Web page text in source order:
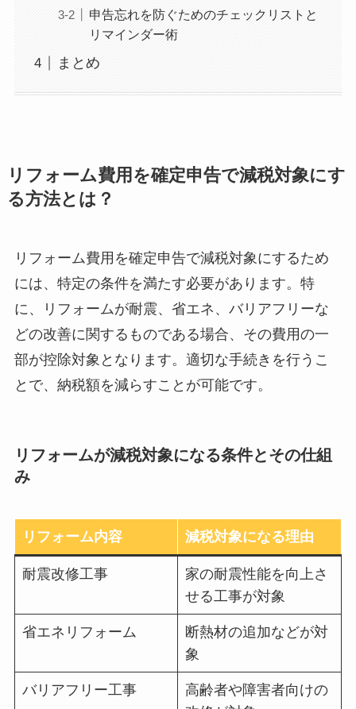
申告忘れを防ぐためのチェックリストと
リマインダー術
まとめ
リフォーム費用を確定申告で減税対象にす
る方法とは？
リフォーム費用を確定申告で減税対象にするため
には、特定の条件を満たす必要があります。特
に、リフォームが耐震、省エネ、バリアフリーな
どの改善に関するものである場合、その費用の一
部が控除対象となります。適切な手続きを行うこ
とで、納税額を減らすことが可能です。
リフォームが減税対象になる条件とその仕組
み
リフォーム内容 減税対象になる理由
耐震改修工事
家の耐震性能を向上さ
せる工事が対象
省エネリフォーム
断熱材の追加などが対
象
バリアフリー工事
高齢者や障害者向けの